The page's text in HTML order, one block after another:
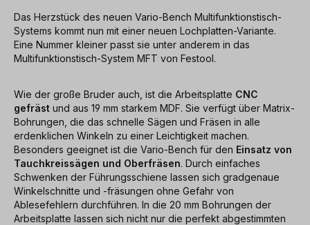
Das Herzstück des neuen Vario-Bench Multifunktionstisch-
Systems kommt nun mit einer neuen Lochplatten-Variante.
Eine Nummer kleiner passt sie unter anderem in das
Multifunktionstisch-System MFT von Festool.
Wie der große Bruder auch, ist die Arbeitsplatte CNC
gefräst und aus 19 mm starkem MDF. Sie verfügt über Matrix-
Bohrungen, die das schnelle Sägen und Fräsen in alle
erdenklichen Winkeln zu einer Leichtigkeit machen.
Besonders geeignet ist die Vario-Bench für den Einsatz von
Tauchkreissägen und Oberfräsen. Durch einfaches
Schwenken der Führungsschiene lassen sich gradgenaue
Winkelschnitte und -fräsungen ohne Gefahr von
Ablesefehlern durchführen. In die 20 mm Bohrungen der
Arbeitsplatte lassen sich nicht nur die perfekt abgestimmten